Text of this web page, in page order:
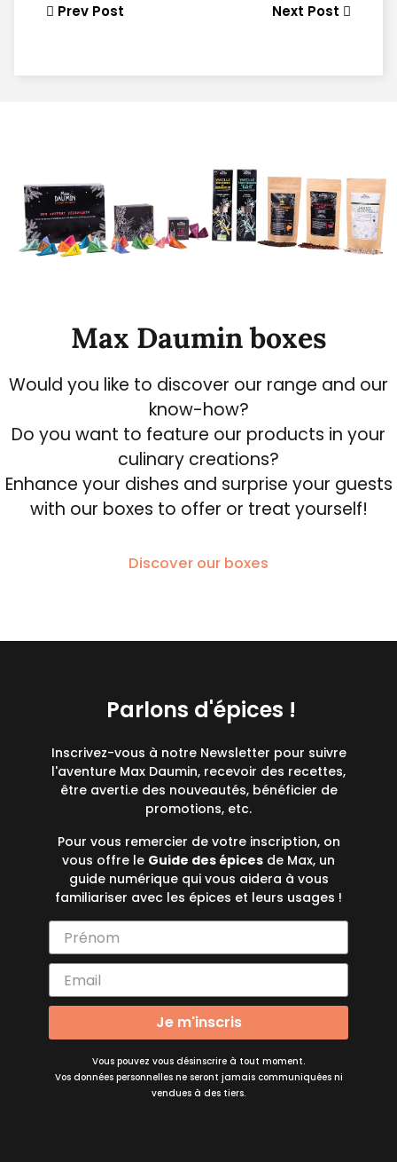
Prev Post Next Post
Max Daumin boxes
Would you like to discover our range and our
know-how?
Do you want to feature our products in your
culinary creations?
Enhance your dishes and surprise your guests
with our boxes to offer or treat yourself!
Discover our boxes
Parlons d'épices !
Inscrivez-vous à notre Newsletter pour suivre
l'aventure Max Daumin, recevoir des recettes,
être averti.e des nouveautés, bénéficier de
promotions, etc.
Pour vous remercier de votre inscription, on
vous offre le Guide des épices de Max, un
guide numérique qui vous aidera à vous
familiariser avec les épices et leurs usages !
Je m'inscris
Vous pouvez vous désinscrire à tout moment.
Vos données personnelles ne seront jamais communiquées ni
vendues à des tiers.